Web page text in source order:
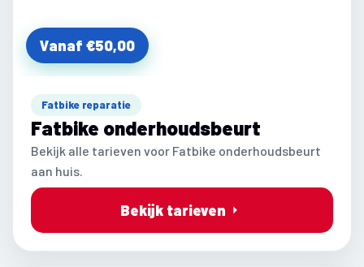
Vanaf €50,00
Fatbike reparatie
Fatbike onderhoudsbeurt
Bekijk alle tarieven voor Fatbike onderhoudsbeurt
aan huis.
Bekijk tarieven